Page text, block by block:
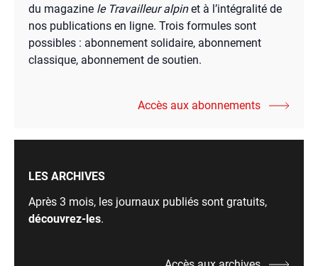
du magazine le Travailleur alpinet à l’intégralité de
nos publications en ligne. Trois formules sont
possibles : abonnement solidaire, abonnement
classique, abonnement de soutien.
Accès aux abonnements
LES ARCHIVES
Après 3 mois, les journaux publiés sont gratuits,
découvrez-les.